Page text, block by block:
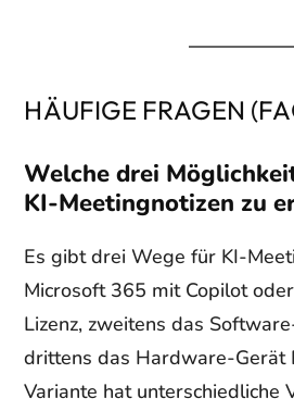
HÄUFIGE FRAGEN
Welche drei
KI-Meetingnotizen zu
Es gibt drei Wege für KI-
Microsoft 365 mit Copilot
Lizenz, zweitens das
drittens das Hardware-Gerät
Variante hat unterschiedliche